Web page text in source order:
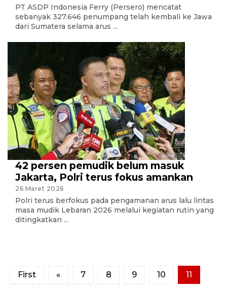
PT ASDP Indonesia Ferry (Persero) mencatat
sebanyak 327.646 penumpang telah kembali ke Jawa
dari Sumatera selama arus ...
42 persen pemudik belum masuk
Jakarta, Polri terus fokus amankan
26 Maret 2026
Polri terus berfokus pada pengamanan arus lalu lintas
masa mudik Lebaran 2026 melalui kegiatan rutin yang
ditingkatkan ...
First « 7 8 9 10
11